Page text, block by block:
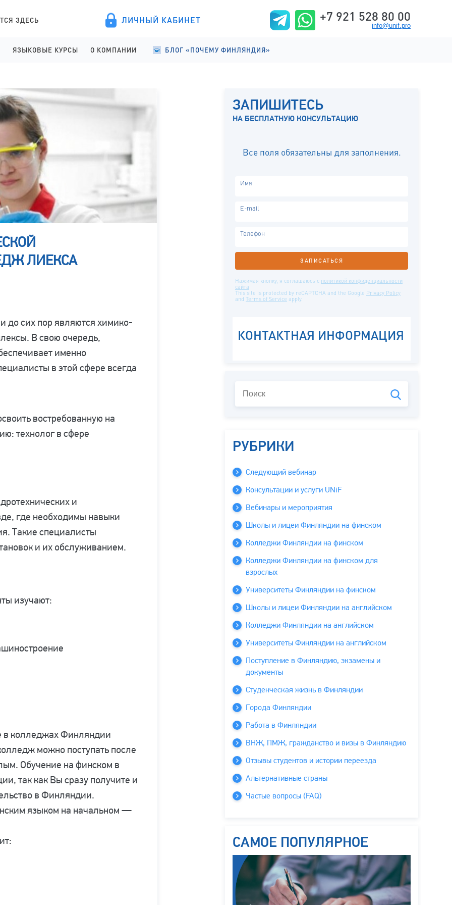
ЗДЕСЬ ЛИЧНЫЙ КАБИНЕТ +7 921 528 80 00
info@unif.pro
ЯЗЫКОВЫЕ КУРСЫ
АНГЛИЙСКИЙ ДЛЯ ШКОЛЬНИКОВ
АНГЛИЙСКИЙ ДЛЯ СТАРШЕКЛАССНИКОВ
АНГЛИЙСКИЙ ДЛЯ ВЗРОСЛЫХ
ФИНСКИЙ ДЛЯ ПОСТУПАЮЩИХ
О КОМПАНИИ
ПРАВОВЫЕ ДОКУМЕНТЫ
СОТРУДНИЧЕСТВО
БЛОГ «ПОЧЕМУ ФИНЛЯНДИЯ»
СТУДЕНЧЕСКАЯ ЖИЗНЬ
ЛИЕКСА
сих пор являются химико-
В свою очередь,
именно
в этой сфере всегда
востребованную на
технолог в сфере
и
где необходимы навыки
Такие специалисты
и их обслуживанием.
изучают:
в колледжах Финляндии
можно поступать после
Обучение на финском в
так как Вы сразу получите и
в Финляндии.
языком на начальном —
ЗАПИШИТЕСЬ
НА БЕСПЛАТНУЮ КОНСУЛЬТАЦИЮ
РУБРИКИ
Следующий вебинар
Консультации и услуги UNiF
Вебинары и мероприятия
Школы и лицеи Финляндии на финском
Колледжи Финляндии на финском
Колледжи Финляндии на финском для
взрослых
Университеты Финляндии на финском
Школы и лицеи Финляндии на английском
Колледжи Финляндии на английском
Университеты Финляндии на английском
Поступление в Финляндию, экзамены и
документы
Студенческая жизнь в Финляндии
Города Финляндии
Работа в Финляндии
ВНЖ, ПМЖ, гражданство и визы в Финляндию
Отзывы студентов и истории переезда
Альтернативные страны
Частые вопросы (FAQ)
САМОЕ ПОПУЛЯРНОЕ